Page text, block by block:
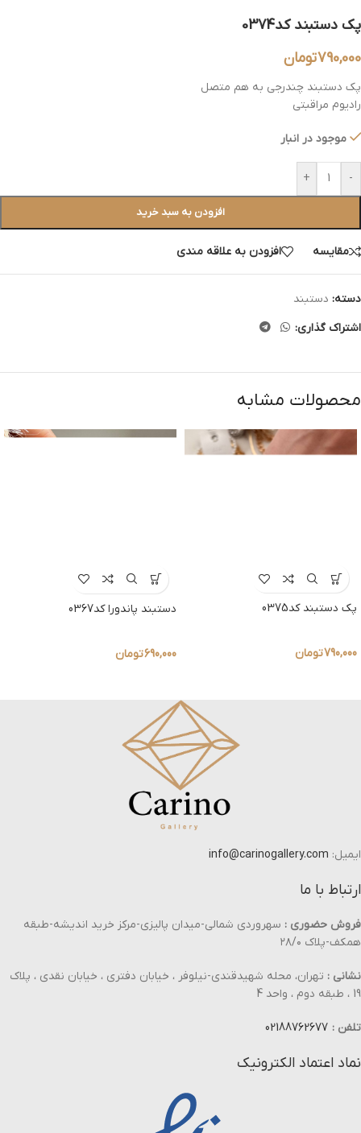
پک دستبند کد0374
790,000تومان
پک دستبند چندرجی به هم متصل
رادیوم مراقبتی
موجود در انبار
-
+
افزودن به سبد خرید
مقایسه افزودن به علاقه مندی
دسته: دستبند
اشتراک گذاری:
محصولات مشابه
پک دستبند کد0375
790,000تومان
دستبند پاندورا کد0367
690,000تومان
ایمیل: info@carinogallery.com
ارتباط با ما
فروش حضوری : سهروردی شمالی-میدان پالیزی-مرکز خرید اندیشه-طبقه
همکف-پلاک ۲۸/۰
نشانی : تهران، محله شهیدقندی-نیلوفر ، خیابان دفتری ، خیابان نقدی ، پلاک
19 ، طبقه دوم ، واحد 4
تلفن : 02188762677
نماد اعتماد الکترونیک